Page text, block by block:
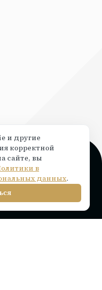
и другие
корректной
сайте, вы
в
данных.